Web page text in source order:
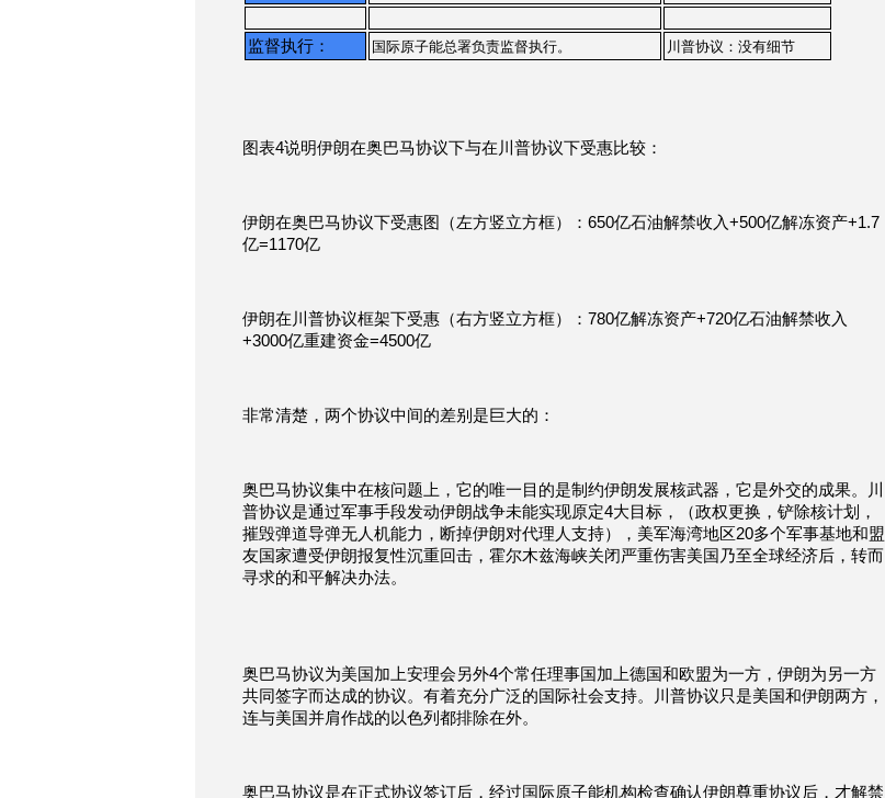
监督执行： 国际原子能总署负责监督执行。 川普协议：没有细节
图表4说明伊朗在奥巴马协议下与在川普协议下受惠比较：
伊朗在奥巴马协议下受惠图（左方竖立方框）：650亿石油解禁收入+500亿解冻资产+1.7
亿=1170亿
伊朗在川普协议框架下受惠（右方竖立方框）：780亿解冻资产+720亿石油解禁收入
+3000亿重建资金=4500亿
非常清楚，两个协议中间的差别是巨大的：
奥巴马协议集中在核问题上，它的唯一目的是制约伊朗发展核武器，它是外交的成果。川
普协议是通过军事手段发动伊朗战争未能实现原定4大目标，（政权更换，铲除核计划，
摧毁弹道导弹无人机能力，断掉伊朗对代理人支持），美军海湾地区20多个军事基地和盟
友国家遭受伊朗报复性沉重回击，霍尔木兹海峡关闭严重伤害美国乃至全球经济后，转而
寻求的和平解决办法。
奥巴马协议为美国加上安理会另外4个常任理事国加上德国和欧盟为一方，伊朗为另一方
共同签字而达成的协议。有着充分广泛的国际社会支持。川普协议只是美国和伊朗两方，
连与美国并肩作战的以色列都排除在外。
奥巴马协议是在正式协议签订后，经过国际原子能机构检查确认伊朗尊重协议后，才解禁